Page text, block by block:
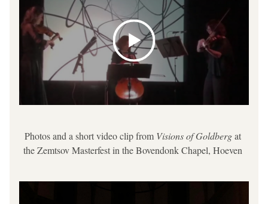
Photos and a short video clip from Visions of Goldberg at
the Zemtsov Masterfest in the Bovendonk Chapel, Hoeven